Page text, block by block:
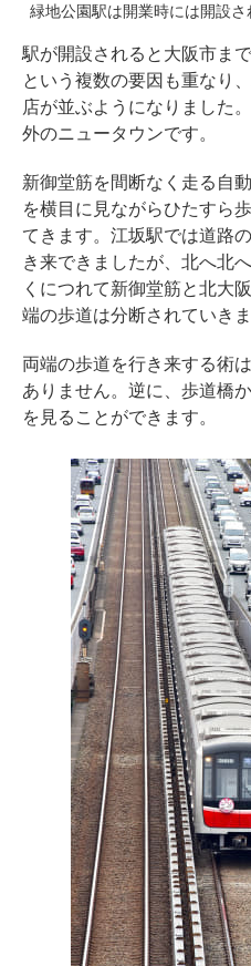
緑地公園駅は開業時には開設さ
駅が開設されると大阪市ま
という複数の要因も重なり
店が並ぶようになりました
外のニュータウンです。
新御堂筋を間断なく走る自
を横目に見ながらひたすら
てきます。江坂駅では道路
き来できましたが、北へ北
くにつれて新御堂筋と北大
端の歩道は分断されていきま
両端の歩道を行き来する術
ありません。逆に、歩道橋
を見ることができます。